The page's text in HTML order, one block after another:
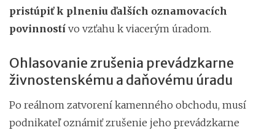
pristúpiť k plneniu ďalších oznamovacích
povinností vo vzťahu k viacerým úradom.
Ohlasovanie zrušenia prevádzkarne
živnostenskému a daňovému úradu
Po reálnom zatvorení kamenného obchodu, musí
podnikateľ oznámiť zrušenie jeho prevádzkarne